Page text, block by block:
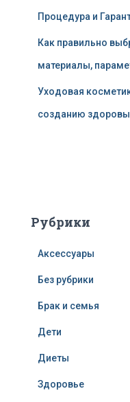
Процедура и
Как правильно
материалы,
Уходовая
созданию
Рубрики
Аксессуары
Без рубрики
Брак и семья
Дети
Диеты
Здоровье